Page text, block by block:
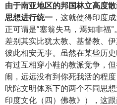
由于南亚地区的邦国林立高度
思想进行统一 ，这就使得印度
正可谓是“塞翁失马，焉知非福
差别其实比犹太教、基督教、
彼此相安无事。虽然在某些历
有过互相穿小鞋的教派竞争，
闹，远远没有到你死我活的程
吠陀文明体系下的两个不同思
印度文化（四）佛教》），这